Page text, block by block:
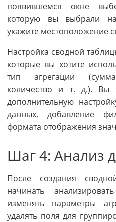
появившемся окне
которую вы выбрали
укажите местоположение
Настройка сводной
которые вы хотите
тип агрегации
количество и т. д.). Вы
дополнительную
данных, добавление
формата отображения
Шаг 4: Анализ
После создания
начинать
изменять параметры
удалять поля для